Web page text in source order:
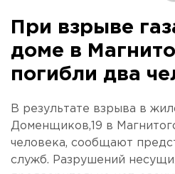
При взрыве
доме в
погибли два
В результате взрыва в
Доменщиков,19 в
человека, сообщают
служб. Разрушений